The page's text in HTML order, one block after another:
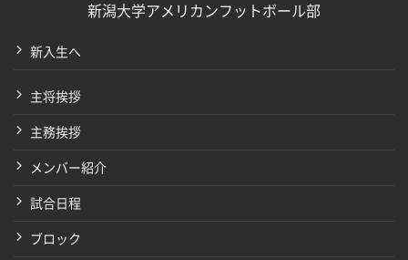
新潟大学アメリカンフットボール部
新入生へ
主将挨拶
主務挨拶
メンバー紹介
試合日程
ブロック